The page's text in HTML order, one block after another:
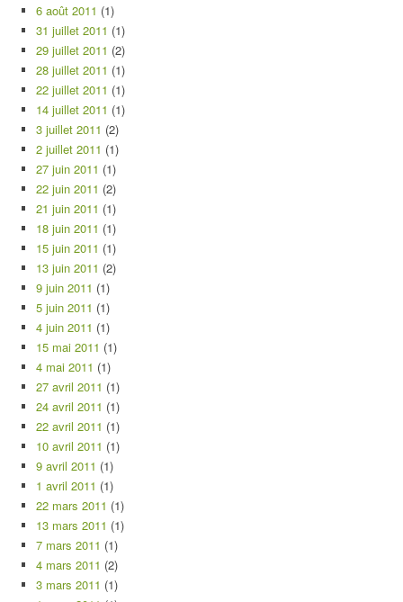
6 août 2011 (1)
31 juillet 2011 (1)
29 juillet 2011 (2)
28 juillet 2011 (1)
22 juillet 2011 (1)
14 juillet 2011 (1)
3 juillet 2011 (2)
2 juillet 2011 (1)
27 juin 2011 (1)
22 juin 2011 (2)
21 juin 2011 (1)
18 juin 2011 (1)
15 juin 2011 (1)
13 juin 2011 (2)
9 juin 2011 (1)
5 juin 2011 (1)
4 juin 2011 (1)
15 mai 2011 (1)
4 mai 2011 (1)
27 avril 2011 (1)
24 avril 2011 (1)
22 avril 2011 (1)
10 avril 2011 (1)
9 avril 2011 (1)
1 avril 2011 (1)
22 mars 2011 (1)
13 mars 2011 (1)
7 mars 2011 (1)
4 mars 2011 (2)
3 mars 2011 (1)